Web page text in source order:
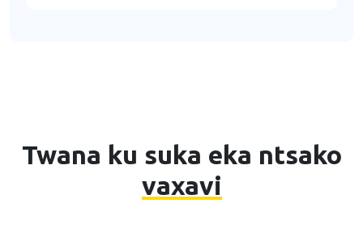
Twana ku suka eka ntsako
vaxavi